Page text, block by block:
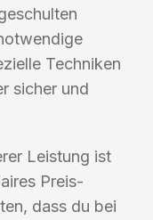
Techniken
sicher und
Leistung ist
Preis-
dass du bei